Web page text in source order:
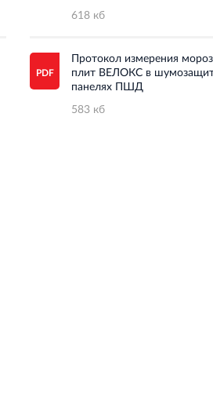
618 кб
Протокол измерения
плит ВЕЛОКС в
панелях ПШД
583 кб